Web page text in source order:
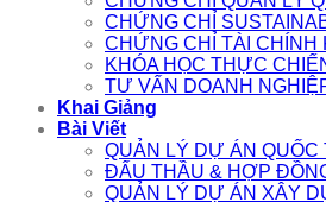
CHỨNG CHỈ
CHỨNG CHỈ TÀI CHÍNH
KHÓA HỌC THỰC
TƯ VẤN DOANH
Khai Giảng
Bài Viết
QUẢN LÝ DỰ ÁN QUỐC
ĐẤU THẦU & HỢP
QUẢN LÝ DỰ ÁN XÂY